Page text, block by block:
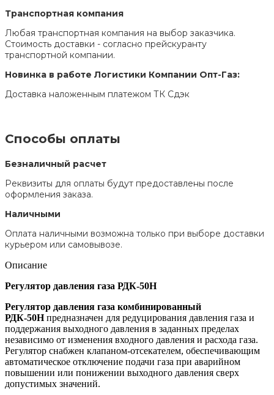
Транспортная компания
Любая транспортная компания на выбор заказчика.
Стоимость доставки - согласно прейскуранту
транспортной компании.
Новинка в работе Логистики Компании Опт-Газ:
Доставка наложенным платежом ТК Сдэк
Способы оплаты
Безналичный расчет
Реквизиты для оплаты будут предоставлены после
оформления заказа.
Наличными
Оплата наличными возможна только при выборе доставки
курьером или самовывозе.
Описание
Регулятор давления газа РДК-50Н
Регулятор давления газа комбинированный
РДК-50Нпредназначен для редуцирования давления газа и
поддержания выходного давления в заданных пределах
независимо от изменения входного давления и расхода газа.
Регулятор снабжен клапаном-отсекателем, обеспечивающим
автоматическое отключение подачи газа при аварийном
повышении или понижении выходного давления сверх
допустимых значений.